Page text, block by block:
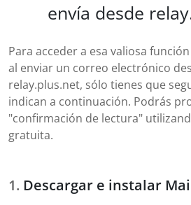
envía desde
Para acceder a esa valiosa
al enviar un correo electrónico
relay.plus.net, sólo tienes que
indican a continuación. Podrás
"confirmación de lectura"
gratuita.
Descargar e instalar